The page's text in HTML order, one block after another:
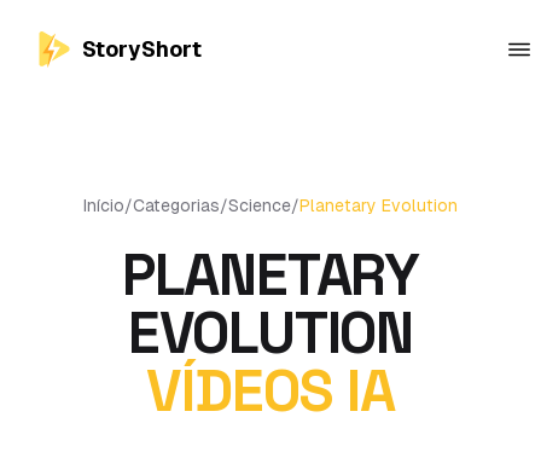
StoryShort
Início/Categorias/Science/Planetary Evolution
PLANETARY
EVOLUTION
VÍDEOS IA